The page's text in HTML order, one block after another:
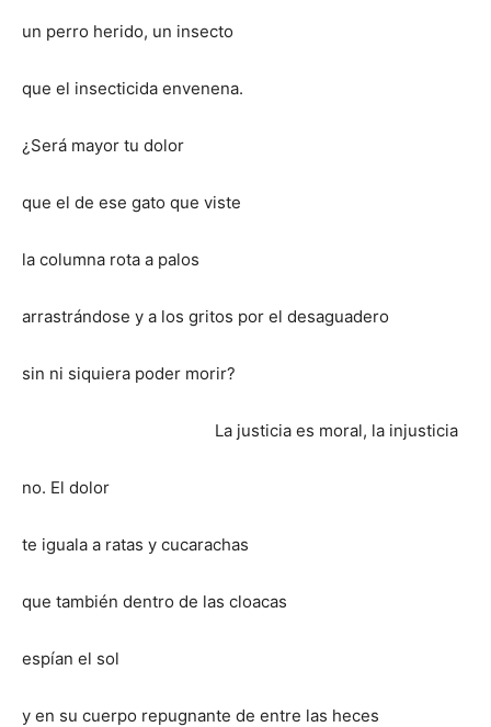
un perro herido, un insecto
que el insecticida envenena.
¿Será mayor tu dolor
que el de ese gato que viste
la columna rota a palos
arrastrándose y a los gritos por el desaguadero
sin ni siquiera poder morir?
La justicia es moral, la injusticia
no. El dolor
te iguala a ratas y cucarachas
que también dentro de las cloacas
espían el sol
y en su cuerpo repugnante de entre las heces